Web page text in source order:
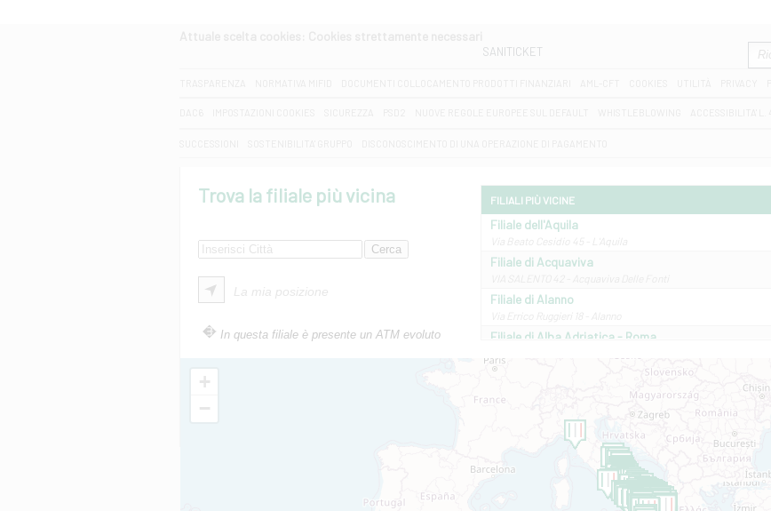
SANITICKET
Trova la filiale più vicina
La mia posizione
In questa filiale è presente un ATM evoluto
+
−
FILIALI PIÙ VICINE
Filiale dell'Aquila
Filiale di Acquaviva
Filiale di Alanno
Filiale di Alba Adriatica - Roma
Filiale di Altamura
VIA VITTORIO VENETO 79/81 A - Altamura
Filiale di Andretta
C.SO VITTORIO VENETO 8 - Andretta
Filiale di Andria 1 - Crispi
VIALE CRISPI 50/A - Andria